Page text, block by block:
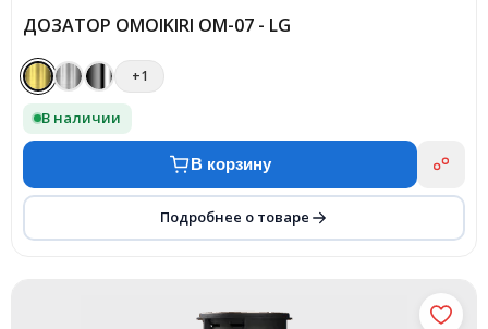
ДОЗАТОР OMOIKIRI OM-07 - LG
+1
В наличии
В корзину
Подробнее о товаре